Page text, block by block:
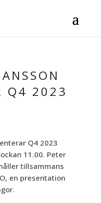
Q4 2023
Q4 2023
11.00. Peter
tillsammans
en presentation